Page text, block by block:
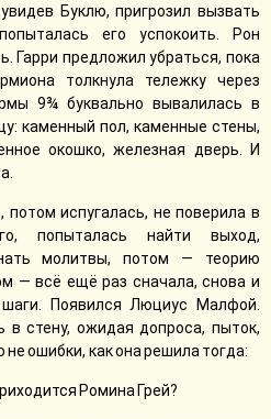
Буклю, пригрозил вызвать
его успокоить. Рон
Гарри предложил убраться, пока
толкнула тележку через
9¾ буквально вывалилась в
каменный пол, каменные стены,
окошко, железная дверь. И
потом испугалась, не поверила в
попыталась найти выход,
молитвы, потом — теорию
— всё ещё раз сначала, снова и
Появился Люциус Малфой.
в стену, ожидая допроса, пыток,
не ошибки, как она решила тогда:
Ромина Грей?